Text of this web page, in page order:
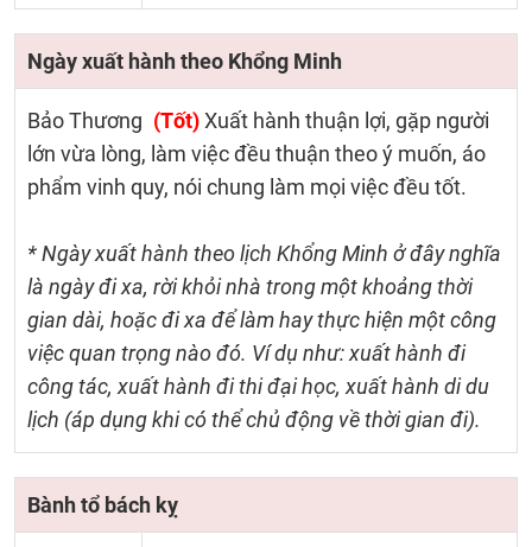
Ngày xuất hành theo Khổng Minh
Bảo Thương (Tốt)Xuất hành thuận lợi, gặp người
lớn vừa lòng, làm việc đều thuận theo ý muốn, áo
phẩm vinh quy, nói chung làm mọi việc đều tốt.
* Ngày xuất hành theo lịch Khổng Minh ở đây nghĩa
là ngày đi xa, rời khỏi nhà trong một khoảng thời
gian dài, hoặc đi xa để làm hay thực hiện một công
việc quan trọng nào đó. Ví dụ như: xuất hành đi
công tác, xuất hành đi thi đại học, xuất hành di du
lịch (áp dụng khi có thể chủ động về thời gian đi).
Bành tổ bách kỵ